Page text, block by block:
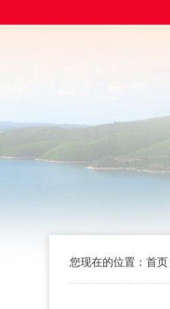
您现在的位置： 首页